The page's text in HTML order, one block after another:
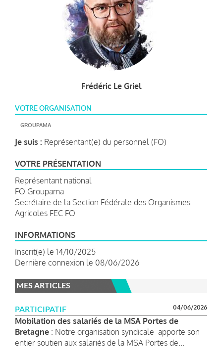
Frédéric Le Griel
VOTRE ORGANISATION
GROUPAMA
Je suis : Représentant(e) du personnel (FO)
VOTRE PRÉSENTATION
Représentant national
FO Groupama
Secrétaire de la Section Fédérale des Organismes
Agricoles FEC FO
INFORMATIONS
Inscrit(e) le 14/10/2025
Dernière connexion le 08/06/2026
MES ARTICLES
PARTICIPATIF 04/06/2026
Mobilation des salariés de la MSA Portes de
Bretagne : Notre organisation syndicale apporte son
entier soutien aux salariés de la MSA Portes de...